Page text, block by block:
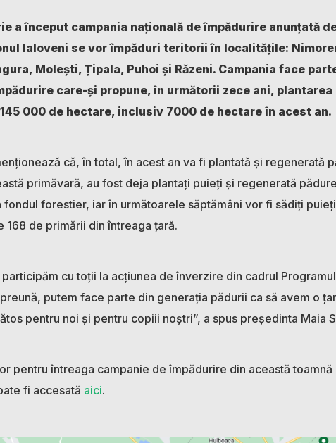
a început campania națională de împădurire anunțată
Ialoveni se vor împăduri teritorii în localitățile:
Molești, Țipala, Puhoi și Răzeni. Campania face
care-și propune, în următorii zece ani, plantarea
000 de hectare, inclusiv 7000 de hectare în acest an.
că, în total, în acest an va fi plantată și regenerată
primăvară, au fost deja plantați puieți și regenerată
fondul forestier, iar în următoarele săptămâni vor fi sădiți
168 de primării din întreaga țară.
participăm cu toții la acțiunea de înverzire din cadrul
putem face parte din generația pădurii ca să avem o
pentru noi și pentru copiii noștri”, a spus președinta Maia
pentru întreaga campanie de împădurire din această
fi accesată aici.